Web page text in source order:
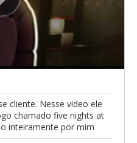
cliente. Nesse video ele
chamado five nights at
inteiramente por mim